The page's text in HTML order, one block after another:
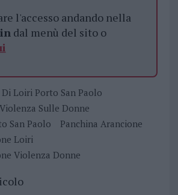
l'accesso andando nella
dal menù del sito o
Di Loiri Porto San Paolo
Sulle Donne
San Paolo
Panchina Arancione
Loiri
Violenza Donne